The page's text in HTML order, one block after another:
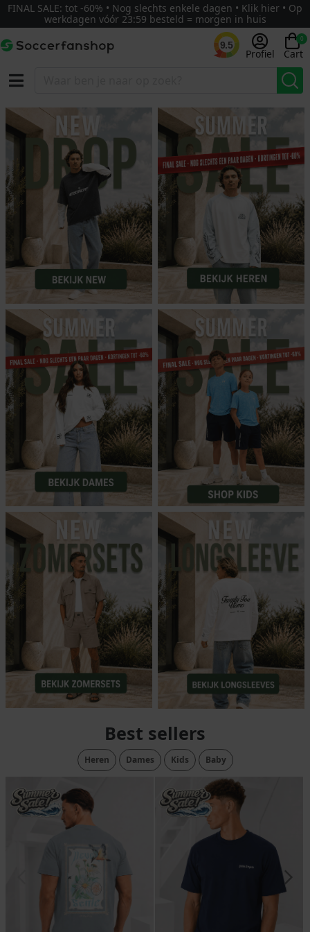
FINAL SALE: tot -60% • Nog slechts enkele dagen • Klik hier • Op
werkdagen vóór 23:59 besteld = morgen in huis
9.5
Profiel
0
Cart
Best sellers
Heren Dames Kids Baby